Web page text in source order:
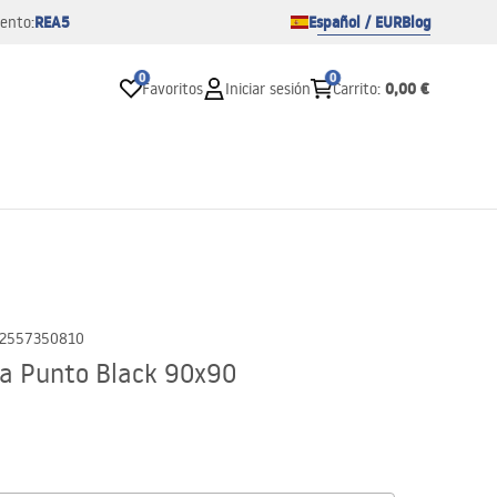
REA5 Español / EURBlog
0
Favoritos Iniciar sesión
0
Carrito: 0,00 €
Punto Black 90x90